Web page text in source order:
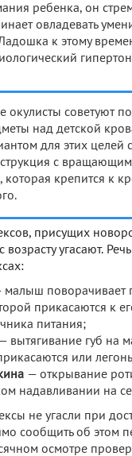
ребенка, он
овладевать
к этому
окулисты советуют
над детской
для этих целей
с
крепится к
присущих
угасают.
малыш поворачивает
прикасаются к
питания;
— вытягивание губ на
или
— открывание
надавливании на
не угасли при
сообщить об этом
осмотре